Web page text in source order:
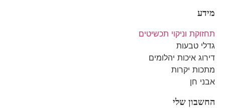
מידע
תחזוקת וניקוי תכשיטים
גדלי טבעות
דירוג איכות יהלומים
מתכות יקרות
אבני חן
החשבון שלי